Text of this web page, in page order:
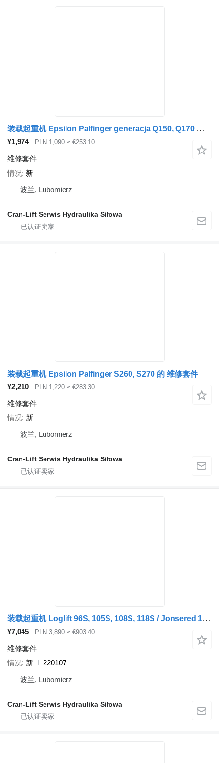
装载起重机 Epsilon Palfinger generacja Q150, Q170 的 维修套件 Zestaw uszczelnień obrotu
¥1,974 PLN 1,090 ≈ €253.10
维修套件
情况 新
波兰, Lubomierz
Cran-Lift Serwis Hydraulika Siłowa
装载起重机 Epsilon Palfinger S260, S270 的 维修套件
¥2,210
PLN 1,220 ≈ €283.30
维修套件
情况 新
波兰, Lubomierz
Cran-Lift Serwis Hydraulika Siłowa
装载起重机 Loglift 96S, 105S, 108S, 118S / Jonsered 1080, 1088 的 维修套件 220107
¥7,045 PLN 3,890 ≈ €903.40
维修套件
情况 新
220107
波兰, Lubomierz
Cran-Lift Serwis Hydraulika Siłowa